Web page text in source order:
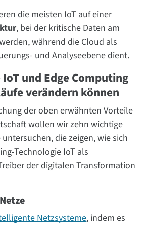
die meisten IoT auf einer
, bei der kritische Daten am
während die Cloud als
und Analyseebene dient.
IoT und Edge Computing
verändern können
der oben erwähnten Vorteile
wollen wir zehn wichtige
die zeigen, wie sich
Technologie IoT als
der digitalen Transformation
Netzsysteme, indem es